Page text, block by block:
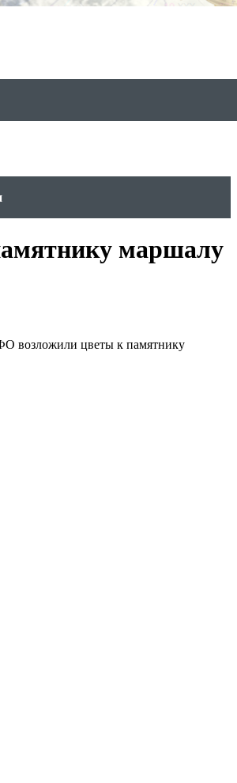
маршалу
возложили цветы к памятнику